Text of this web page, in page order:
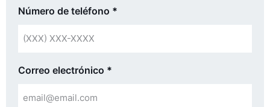
Número de teléfono *
Correo electrónico *